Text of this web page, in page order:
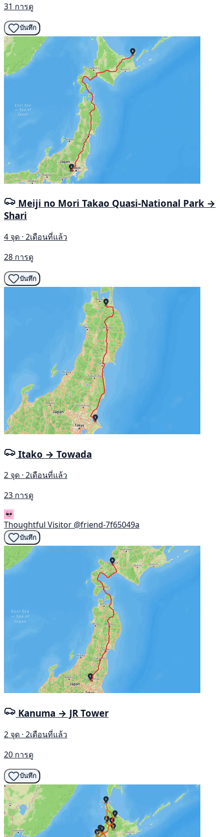
31 การดู
บันทึก
Meiji no Mori Takao Quasi-National Park →
Shari
4 จุด · 2เดือนที่แล้ว
28 การดู
บันทึก
Itako → Towada
2 จุด · 2เดือนที่แล้ว
23 การดู
Thoughtful Visitor @friend-7f65049a
บันทึก
Kanuma → JR Tower
2 จุด · 2เดือนที่แล้ว
20 การดู
บันทึก